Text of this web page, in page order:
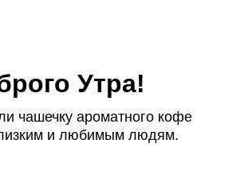
Утра!
чашечку ароматного кофе
и любимым людям.